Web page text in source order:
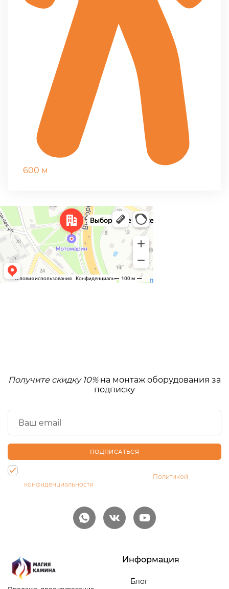
600 м
Получите скидку 10%на монтаж оборудования за
подписку
ПОДПИСАТЬСЯ
Политикой
конфиденциальности
Информация
Блог